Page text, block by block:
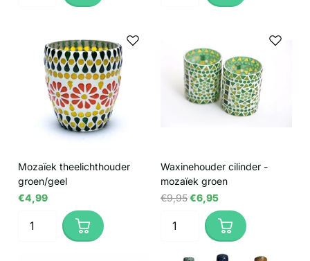
Mozaïek theelichthouder
groen/geel
€4,99
Waxinehouder cilinder -
mozaïek groen
€9,95€6,95